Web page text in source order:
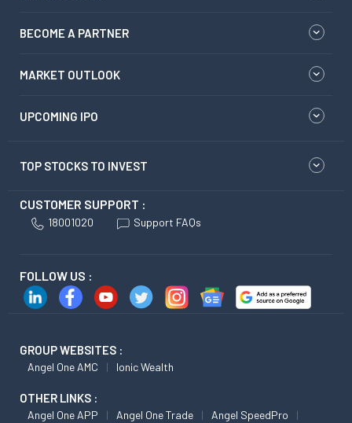
BECOME A PARTNER
MARKET OUTLOOK
UPCOMING IPO
TOP STOCKS TO INVEST
CUSTOMER SUPPORT :
18001020 Support FAQs
FOLLOW US :
GROUP WEBSITES :
Angel One AMC Ionic Wealth
OTHER LINKS :
Angel One APP Angel One Trade
Angel SpeedPro